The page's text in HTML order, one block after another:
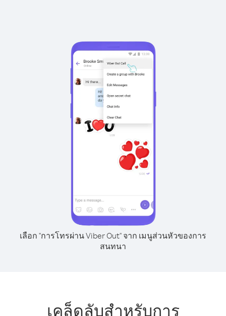
เลือก "การโทรผ่าน Viber Out" จาก เมนูส่วนหัวของการ
สนทนา
เคล็ดลับสำหรับการ